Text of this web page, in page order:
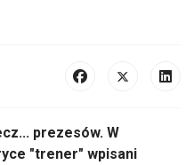
prezesów. W
"trener" wpisani